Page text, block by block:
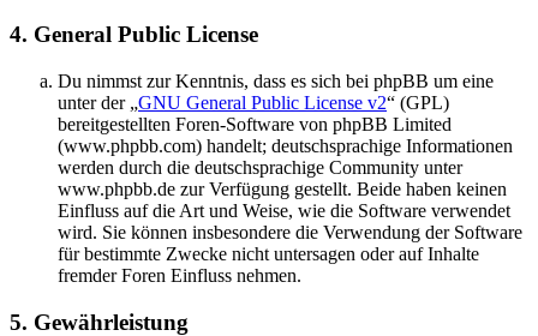
4. General Public License
Du nimmst zur Kenntnis, dass es sich bei phpBB um eine
unter der „GNU General Public License v2“ (GPL)
bereitgestellten Foren-Software von phpBB Limited
(www.phpbb.com) handelt; deutschsprachige Informationen
werden durch die deutschsprachige Community unter
www.phpbb.de zur Verfügung gestellt. Beide haben keinen
Einfluss auf die Art und Weise, wie die Software verwendet
wird. Sie können insbesondere die Verwendung der Software
für bestimmte Zwecke nicht untersagen oder auf Inhalte
fremder Foren Einfluss nehmen.
5. Gewährleistung